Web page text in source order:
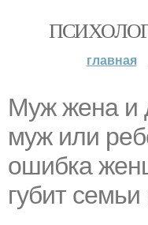
главная
Муж жена и
муж или
ошибка
губит